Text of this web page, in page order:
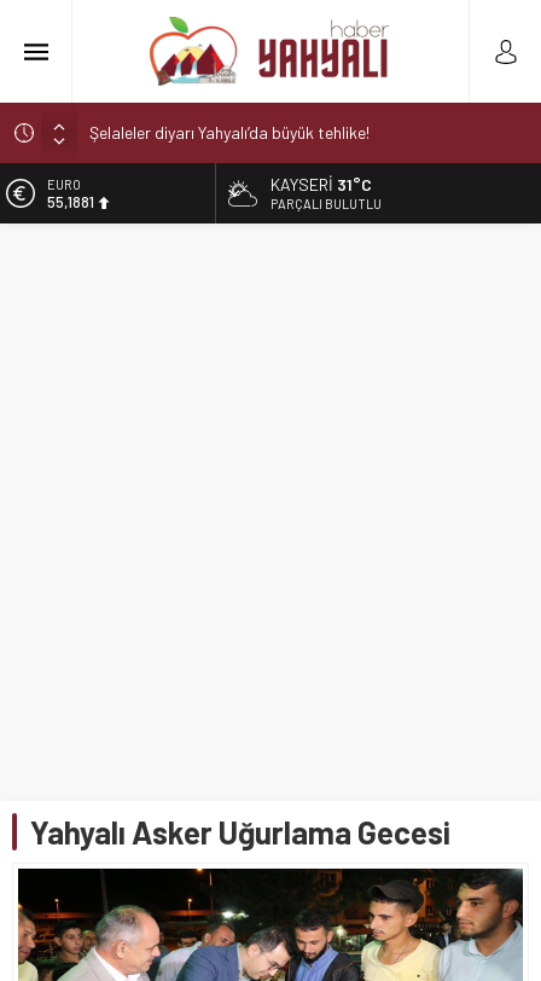
Şelaleler diyarı Yahyalı’da büyük tehlike!
Muhtar kaza geçirdi
Yahyali’da Trafik Kazası
ALTIN
6.660,55
KAYSERI 31°C
PARÇALI BULUTLU
Yahyalı Asker Uğurlama Gecesi